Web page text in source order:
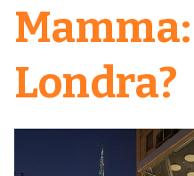
Londra?